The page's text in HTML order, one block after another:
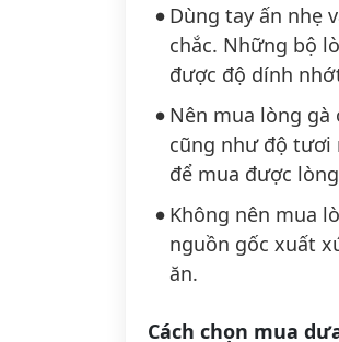
Dùng tay ấn nhẹ
chắc. Những bộ
được độ dính
Nên mua lòng gà
cũng như độ tươi
để mua được
Không nên mua
nguồn gốc xuất
ăn.
Cách chọn mua